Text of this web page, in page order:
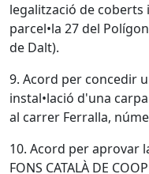
legalització de coberts
parcel•la 27 del
de Dalt).
9. Acord per concedir
instal•lació d'una
al carrer Ferralla,
10. Acord per aprovar
FONS CATALÀ DE